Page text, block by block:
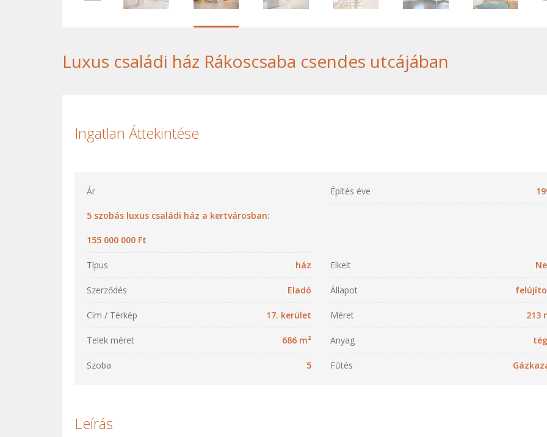
Luxus családi ház Rákoscsaba csendes utcájában
Ingatlan Áttekintése
Ár
5 szobás luxus családi ház a kertvárosban:
155 000 000 Ft
Építés éve
Típus ház Elkelt
Szerződés Eladó Állapot
Cím / Térkép 17. kerület Méret 213
Telek méret 686 m² Anyag
Szoba 5 Fűtés
Leírás